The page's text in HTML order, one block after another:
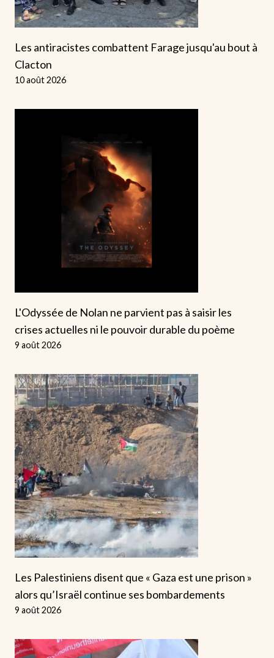
Les antiracistes combattent Farage jusqu'au bout à
Clacton
10 août 2026
L'Odyssée de Nolan ne parvient pas à saisir les
crises actuelles ni le pouvoir durable du poème
9 août 2026
Les Palestiniens disent que « Gaza est une prison »
alors qu’Israël continue ses bombardements
9 août 2026